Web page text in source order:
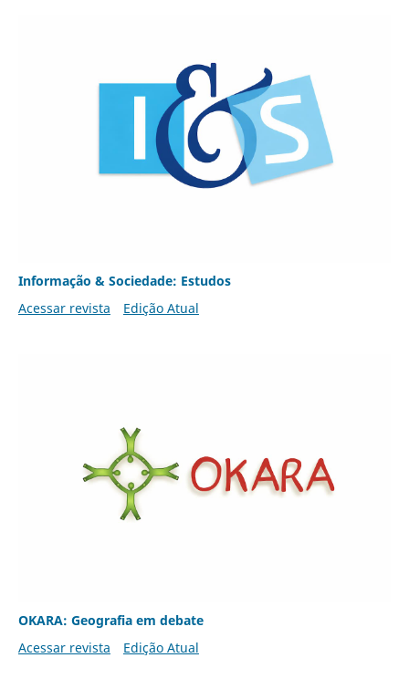
Informação & Sociedade: Estudos
Acessar revista
Edição Atual
OKARA: Geografia em debate
Acessar revista
Edição Atual